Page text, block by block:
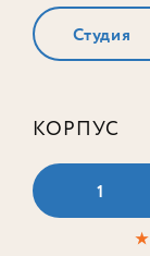
Студия
КОРПУС
1
★